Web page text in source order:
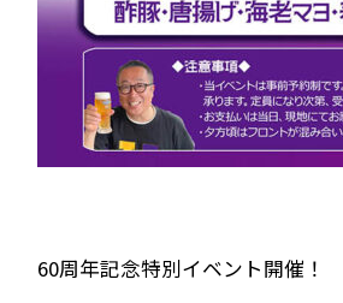
60周年記念特別イベント開催！